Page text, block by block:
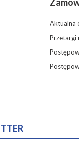
Aktualna
Przetargi